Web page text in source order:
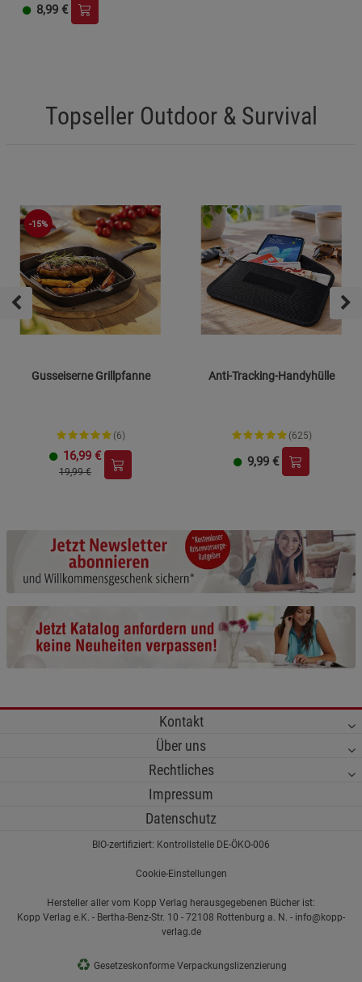
8,99 €
Topseller Outdoor & Survival
-15%
Gusseiserne Grillpfanne
(6)
16,99 €
19,99 €
Anti-Tracking-Handyhülle
(625)
9,99 €
Kontakt
Über uns
Rechtliches
Impressum
Datenschutz
BIO-zertifiziert: Kontrollstelle DE-ÖKO-006
Cookie-Einstellungen
Hersteller aller vom Kopp Verlag herausgegebenen Bücher ist:
Kopp Verlag e.K. - Bertha-Benz-Str. 10 - 72108 Rottenburg a. N. - info@kopp-
verlag.de
♻ Gesetzeskonforme Verpackungslizenzierung